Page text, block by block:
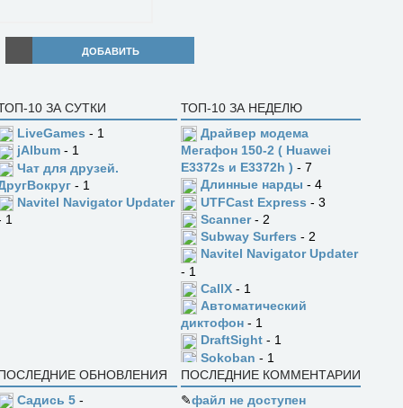
ДОБАВИТЬ
10 ЗА СУТКИ
LiveGames - 1
jAlbum - 1
Чат для друзей.
- 1
Navitel Navigator Updater
1
ТОП-10 ЗА НЕДЕЛЮ
Драйвер модема
Мегафон 150-2 ( Huawei
E3372s и E3372h ) - 7
Длинные нарды - 4
UTFCast Express - 3
Scanner- 2
Subway Surfers - 2
Navitel Navigator Updater
- 1
CallX - 1
Автоматический
диктофон - 1
DraftSight - 1
Sokoban - 1
ОБНОВЛЕНИЯ
Садись 5 -
ПОСЛЕДНИЕ КОММЕНТАРИИ
✎файл не доступен